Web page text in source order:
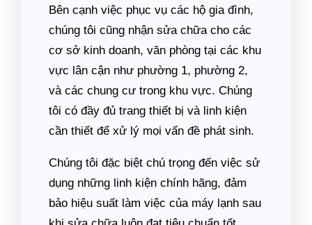
Bên cạnh việc phục vụ các hộ gia đình,
chúng tôi cũng nhận sửa chữa cho các
cơ sở kinh doanh, văn phòng tại các khu
vực lân cận như phường 1, phường 2,
và các chung cư trong khu vực. Chúng
tôi có đầy đủ trang thiết bị và linh kiện
cần thiết để xử lý mọi vấn đề phát sinh.
Chúng tôi đặc biệt chú trọng đến việc sử
dụng những linh kiện chính hãng, đảm
bảo hiệu suất làm việc của máy lạnh sau